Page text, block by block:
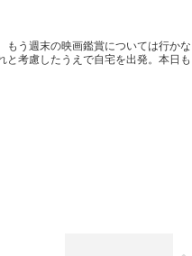
もう週末の映画鑑賞については行かな
と考慮したうえで自宅を出発。本日も